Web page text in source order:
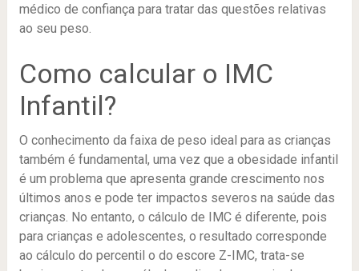
médico de confiança para tratar das questões relativas
ao seu peso.
Como calcular o IMC
Infantil?
O conhecimento da faixa de peso ideal para as crianças
também é fundamental, uma vez que a obesidade infantil
é um problema que apresenta grande crescimento nos
últimos anos e pode ter impactos severos na saúde das
crianças. No entanto, o cálculo de IMC é diferente, pois
para crianças e adolescentes, o resultado corresponde
ao cálculo do percentil o do escore Z-IMC, trata-se